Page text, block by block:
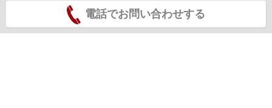
電話でお問い合わせする